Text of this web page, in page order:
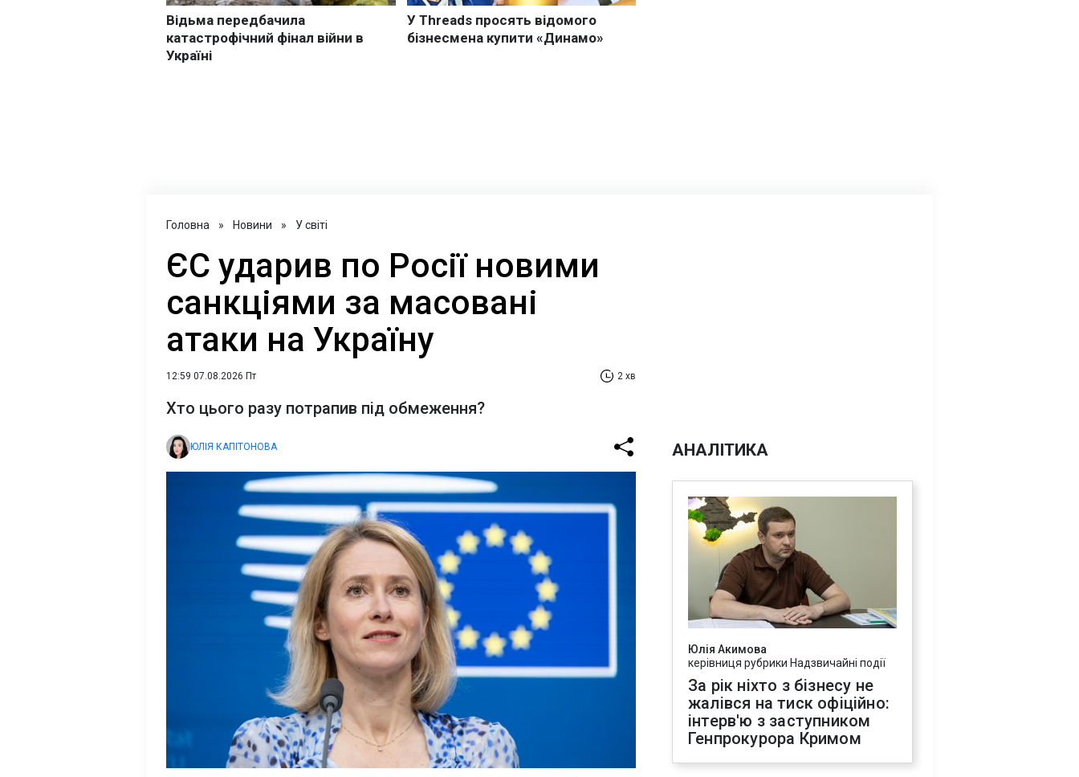
Головна » Новини » У світі
ЄС ударив по Росії новими
санкціями за масовані
атаки на Україну
12:59 07.08.2026 Пт 2 хв
Хто цього разу потрапив під обмеження?
ЮЛІЯ КАПІТОНОВА АНАЛІТИКА
Юлія Акимова
керівниця рубрики Надзвичайні події
За рік ніхто з бізнесу не
жалівся на тиск офіційно:
інтерв'ю з заступником
Генпрокурора Кримом